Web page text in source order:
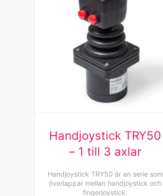
Handjoystick TRY50
– 1 till 3 axlar
Handjoystick TRY50 är en serie som
överlappar mellan handjoystick och
fingerjoystick.